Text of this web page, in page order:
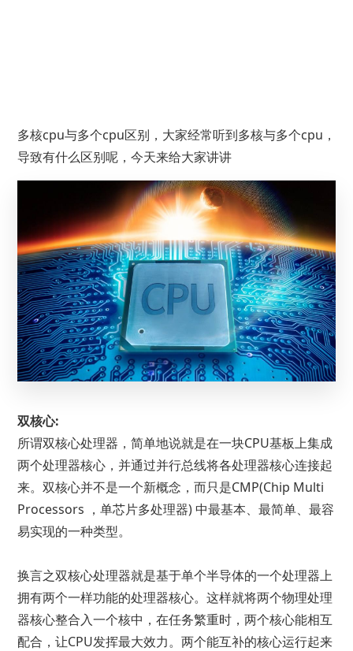
多核cpu与多个cpu区别，大家经常听到多核与多个cpu，
导致有什么区别呢，今天来给大家讲讲
双核心:
所谓双核心处理器，简单地说就是在一块CPU基板上集成
两个处理器核心，并通过并行总线将各处理器核心连接起
来。双核心并不是一个新概念，而只是CMP(Chip Multi
Processors ，单芯片多处理器) 中最基本、最简单、最容
易实现的一种类型。
换言之双核心处理器就是基于单个半导体的一个处理器上
拥有两个一样功能的处理器核心。这样就将两个物理处理
器核心整合入一个核中，在任务繁重时，两个核心能相互
配合，让CPU发挥最大效力。两个能互补的核心运行起来